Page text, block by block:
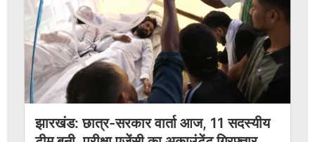
झारखंड: छात्र-सरकार वार्ता आज, 11 सदस्यीय